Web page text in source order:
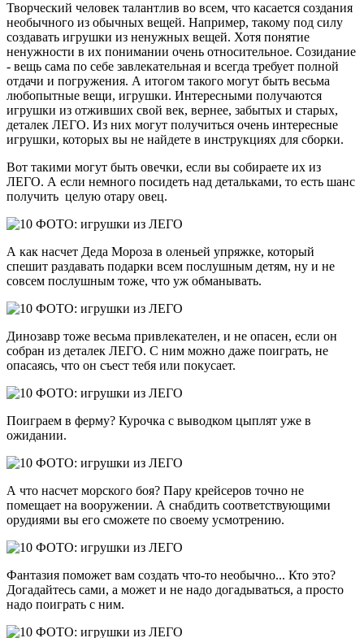
Творческий человек талантлив во всем, что касается создания
необычного из обычных вещей. Например, такому под силу
создавать игрушки из ненужных вещей. Хотя понятие
ненужности в их понимании очень относительное. Созидание
- вещь сама по себе завлекательная и всегда требует полной
отдачи и погружения. А итогом такого могут быть весьма
любопытные вещи, игрушки. Интересными получаются
игрушки из отживших свой век, вернее, забытых и старых,
деталек ЛЕГО. Из них могут получиться очень интересные
игрушки, которых вы не найдете в инструкциях для сборки.
Вот такими могут быть овечки, если вы собираете их из
ЛЕГО. А если немного посидеть над детальками, то есть шанс
получить целую отару овец.
А как насчет Деда Мороза в оленьей упряжке, который
спешит раздавать подарки всем послушным детям, ну и не
совсем послушным тоже, что уж обманывать.
Динозавр тоже весьма привлекателен, и не опасен, если он
собран из деталек ЛЕГО. С ним можно даже поиграть, не
опасаясь, что он съест тебя или покусает.
Поиграем в ферму? Курочка с выводком цыплят уже в
ожидании.
А что насчет морского боя? Пару крейсеров точно не
помещает на вооружении. А снабдить соответствующими
орудиями вы его сможете по своему усмотрению.
Фантазия поможет вам создать что-то необычно... Кто это?
Догадайтесь сами, а может и не надо догадываться, а просто
надо поиграть с ним.